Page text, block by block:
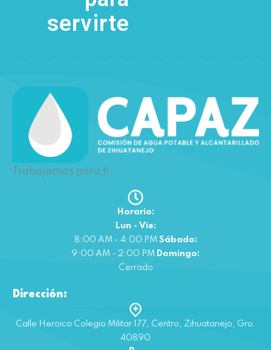
servirte
Trabajamos para ti.
Horario:
Lun - Vie:
8:00 AM - 4:00 PM Sábado:
9:00 AM - 2:00 PM Domingo:
Cerrado
Dirección:
Calle Heroico Colegio Militar 177, Centro, Zihuatanejo, Gro.
40890